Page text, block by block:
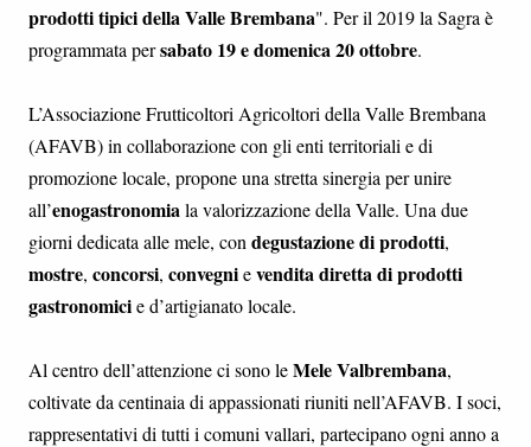
prodotti tipici della Valle Brembana". Per il 2019 la Sagra è
programmata persabato 19 e domenica 20 ottobre.
L’Associazione Frutticoltori Agricoltori della Valle Brembana
(AFAVB) in collaborazione con gli enti territoriali e di
promozione locale, propone una stretta sinergia per unire
all’enogastronomiala valorizzazione della Valle. Una due
giorni dedicata alle mele, con degustazione di prodotti,
mostre, concorsi, convegnievendita diretta di prodotti
gastronomicie d’artigianato locale.
Al centro dell’attenzione ci sono leMele Valbrembana,
coltivate da centinaia di appassionati riuniti nell’AFAVB. I soci,
rappresentativi di tutti i comuni vallari, partecipano ogni anno a